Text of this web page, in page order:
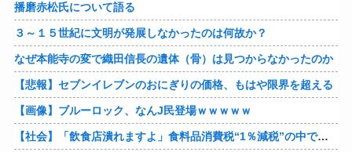
播磨赤松氏について語る
３～１５世紀に文明が発展しなかったのは何故か？
なぜ本能寺の変で織田信長の遺体（骨）は見つからなかったのか
【悲報】セブンイレブンのおにぎりの価格、もはや限界を超える
【画像】ブルーロック、なんJ民登場ｗｗｗｗｗ
【社会】「飲食店潰れますよ」食料品消費税“1％減税”の中で上がる懸念 外食は10％で“9％”差に…一方で対象の弁当店でも悲痛な声「値下げできない…」